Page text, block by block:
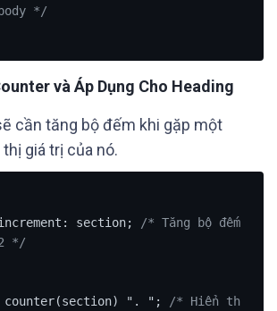
*/
và Áp Dụng Cho Heading
cần tăng bộ đếm khi gặp một
giá trị của nó.
section;
/* Tăng bộ đếm
*/
counter(section) ". ";
/* Hiển th